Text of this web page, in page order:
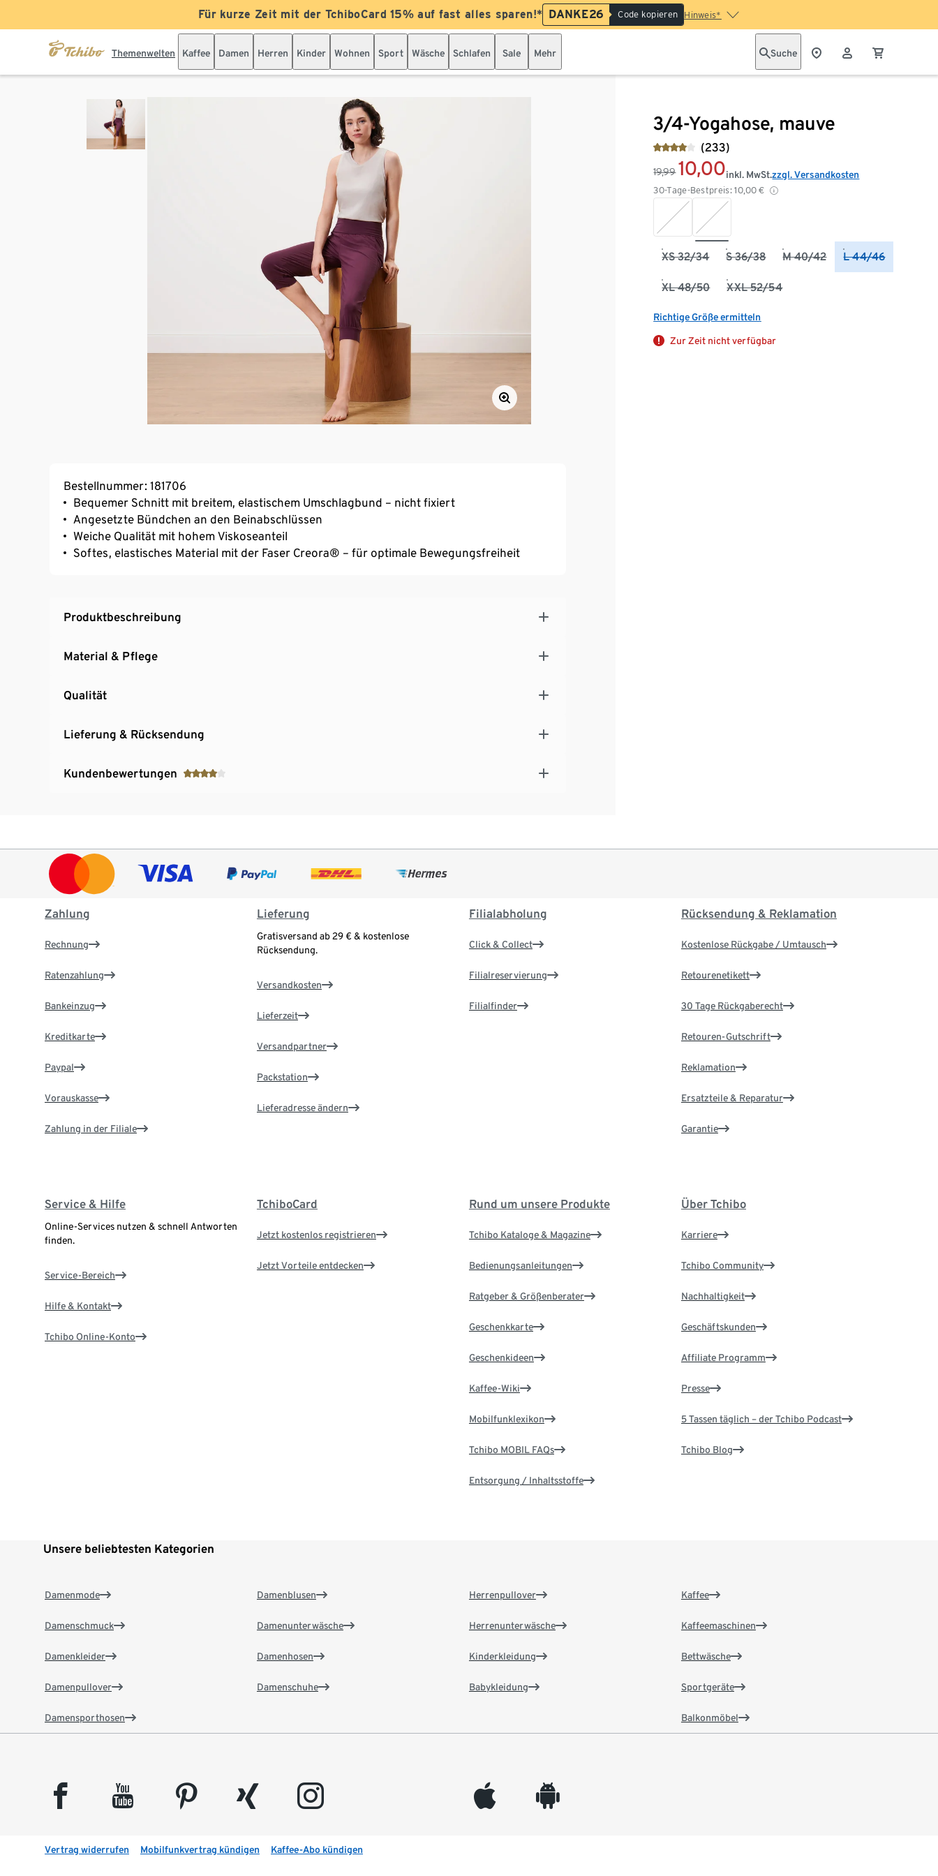
Für kurze Zeit mit der TchiboCard 15% auf fast alles sparen!* DANKE26 Code kopieren Hinweis*
Themenwelten Kaffee Damen Herren Kinder Wohnen Sport Wäsche Schlafen Sale Mehr Suche
3/4-Yogahose, mauve
(233)
19,99 10,00
30-Tage-Bestpreis: 10,00 €
inkl. MwSt.zzgl. Versandkosten
XS 32/34 S 36/38 M 40/42 L 44/46
XL 48/50 XXL 52/54
Richtige Größe ermitteln
Zur Zeit nicht verfügbar
Bestellnummer: 181706
Bequemer Schnitt mit breitem, elastischem Umschlagbund – nicht fixiert
Angesetzte Bündchen an den Beinabschlüssen
Weiche Qualität mit hohem Viskoseanteil
Softes, elastisches Material mit der Faser Creora® – für optimale Bewegungsfreiheit
Produktbeschreibung
Material & Pflege
Qualität
Lieferung & Rücksendung
Kundenbewertungen
Zahlung
Rechnung
Ratenzahlung
Bankeinzug
Kreditkarte
Paypal
Vorauskasse
Zahlung in der Filiale
Lieferung
Gratisversand ab 29 € & kostenlose
Rücksendung.
Versandkosten
Lieferzeit
Versandpartner
Packstation
Lieferadresse ändern
Filialabholung
Click & Collect
Filialreservierung
Filialfinder
Rücksendung & Reklamation
Kostenlose Rückgabe / Umtausch
Retourenetikett
30 Tage Rückgaberecht
Retouren-Gutschrift
Reklamation
Ersatzteile & Reparatur
Garantie
Service & Hilfe
Online-Services nutzen & schnell Antworten
finden.
Service-Bereich
Hilfe & Kontakt
Tchibo Online-Konto
TchiboCard
Jetzt kostenlos registrieren
Jetzt Vorteile entdecken
Rund um unsere Produkte
Tchibo Kataloge & Magazine
Bedienungsanleitungen
Ratgeber & Größenberater
Geschenkkarte
Geschenkideen
Kaffee-Wiki
Mobilfunklexikon
Tchibo MOBIL FAQs
Entsorgung / Inhaltsstoffe
Über Tchibo
Karriere
Tchibo Community
Nachhaltigkeit
Geschäftskunden
Affiliate Programm
Presse
5 Tassen täglich – der Tchibo Podcast
Tchibo Blog
Unsere beliebtesten Kategorien
Damenmode
Damenschmuck
Damenkleider
Damenpullover
Damensporthosen
Damenblusen
Damenunterwäsche
Damenhosen
Damenschuhe
Herrenpullover
Herrenunterwäsche
Kinderkleidung
Babykleidung
Kaffee
Kaffeemaschinen
Bettwäsche
Sportgeräte
Balkonmöbel
facebook youtube pinterest xing instagram appleinc android
Vertrag widerrufen Mobilfunkvertrag kündigen Kaffee-Abo kündigen